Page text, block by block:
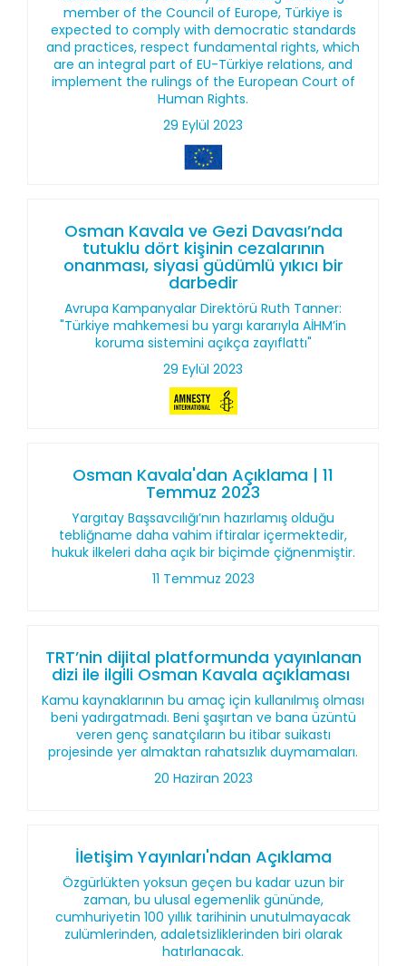
member of the Council of Europe, Türkiye is
expected to comply with democratic standards
and practices, respect fundamental rights, which
are an integral part of EU-Türkiye relations, and
implement the rulings of the European Court of
Human Rights.
29 Eylül 2023
Osman Kavala ve Gezi Davası’nda
tutuklu dört kişinin cezalarının
onanması, siyasi güdümlü yıkıcı bir
darbedir
Avrupa Kampanyalar Direktörü Ruth Tanner:
"Türkiye mahkemesi bu yargı kararıyla AİHM’in
koruma sistemini açıkça zayıflattı"
29 Eylül 2023
Osman Kavala'dan Açıklama | 11
Temmuz 2023
Yargıtay Başsavcılığı’nın hazırlamış olduğu
tebliğname daha vahim iftiralar içermektedir,
hukuk ilkeleri daha açık bir biçimde çiğnenmiştir.
11 Temmuz 2023
TRT’nin dijital platformunda yayınlanan
dizi ile ilgili Osman Kavala açıklaması
Kamu kaynaklarının bu amaç için kullanılmış olması
beni yadırgatmadı. Beni şaşırtan ve bana üzüntü
veren genç sanatçıların bu itibar suikastı
projesinde yer almaktan rahatsızlık duymamaları.
20 Haziran 2023
İletişim Yayınları'ndan Açıklama
Özgürlükten yoksun geçen bu kadar uzun bir
zaman, bu ulusal egemenlik gününde,
cumhuriyetin 100 yıllık tarihinin unutulmayacak
zulümlerinden, adaletsizliklerinden biri olarak
hatırlanacak.